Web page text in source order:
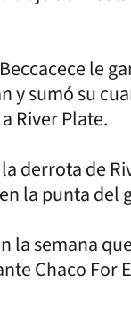
le
y sumó su
River Plate.
derrota de
la punta del
la semana
Chaco For